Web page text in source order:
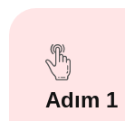
Adım 1